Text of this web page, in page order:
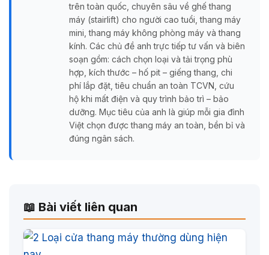
trên toàn quốc, chuyên sâu về ghế thang
máy (stairlift) cho người cao tuổi, thang máy
mini, thang máy không phòng máy và thang
kính. Các chủ đề anh trực tiếp tư vấn và biên
soạn gồm: cách chọn loại và tải trọng phù
hợp, kích thước – hố pit – giếng thang, chi
phí lắp đặt, tiêu chuẩn an toàn TCVN, cứu
hộ khi mất điện và quy trình bảo trì – bảo
dưỡng. Mục tiêu của anh là giúp mỗi gia đình
Việt chọn được thang máy an toàn, bền bỉ và
đúng ngân sách.
📖 Bài viết liên quan